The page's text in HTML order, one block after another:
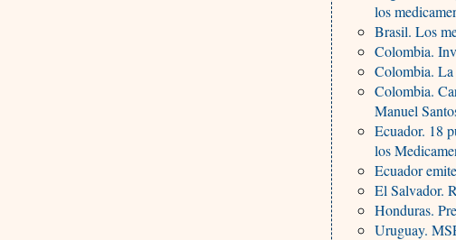
los
Brasil. Los
Colombia.
Colombia.
Colombia.
Manuel
Ecuador. 18
los
Ecuador
El Salvador.
Honduras.
Uruguay.